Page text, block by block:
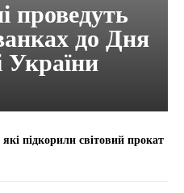
проведуть
до Дня
України
підкорили світовий прокат